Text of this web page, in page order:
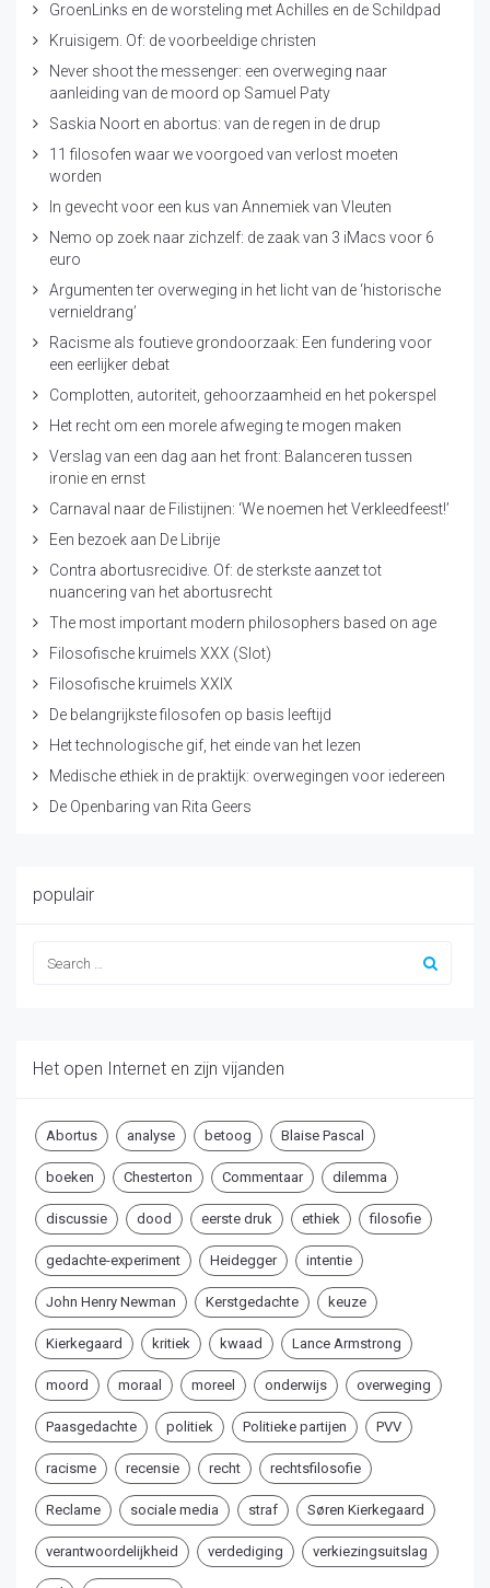
GroenLinks en de worsteling met Achilles en de Schildpad
Kruisigem. Of: de voorbeeldige christen
Never shoot the messenger: een overweging naar
aanleiding van de moord op Samuel Paty
Saskia Noort en abortus: van de regen in de drup
11 filosofen waar we voorgoed van verlost moeten
worden
In gevecht voor een kus van Annemiek van Vleuten
Nemo op zoek naar zichzelf: de zaak van 3 iMacs voor 6
euro
Argumenten ter overweging in het licht van de ‘historische
vernieldrang’
Racisme als foutieve grondoorzaak: Een fundering voor
een eerlijker debat
Complotten, autoriteit, gehoorzaamheid en het pokerspel
Het recht om een morele afweging te mogen maken
Verslag van een dag aan het front: Balanceren tussen
ironie en ernst
Carnaval naar de Filistijnen: ‘We noemen het Verkleedfeest!’
Een bezoek aan De Librije
Contra abortusrecidive. Of: de sterkste aanzet tot
nuancering van het abortusrecht
The most important modern philosophers based on age
Filosofische kruimels XXX (Slot)
Filosofische kruimels XXIX
De belangrijkste filosofen op basis leeftijd
Het technologische gif, het einde van het lezen
Medische ethiek in de praktijk: overwegingen voor iedereen
De Openbaring van Rita Geers
populair
Het open Internet en zijn vijanden
Abortus analyse betoog Blaise Pascal
boeken Chesterton Commentaar dilemma
discussie dood eerste druk ethiek filosofie
gedachte-experiment Heidegger intentie
John Henry Newman Kerstgedachte keuze
Kierkegaard kritiek kwaad Lance Armstrong
moord moraal moreel onderwijs overweging
Paasgedachte politiek Politieke partijen PVV
racisme recensie recht rechtsfilosofie
Reclame sociale media straf Søren Kierkegaard
verantwoordelijkheid verdediging verkiezingsuitslag